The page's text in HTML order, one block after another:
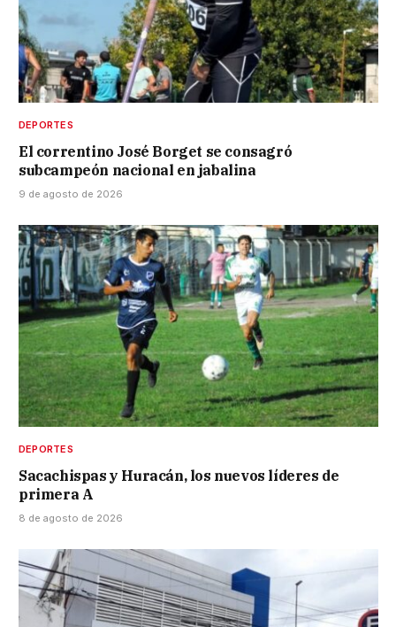
DEPORTES
El correntino José Borget se consagró
subcampeón nacional en jabalina
9 de agosto de 2026
DEPORTES
Sacachispas y Huracán, los nuevos líderes de
primera A
8 de agosto de 2026